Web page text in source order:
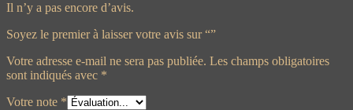
Il n’y a pas encore d’avis.
Soyez le premier à laisser votre avis sur “”
Votre adresse e-mail ne sera pas publiée. Les champs obligatoires
sont indiqués avec *
Votre note *